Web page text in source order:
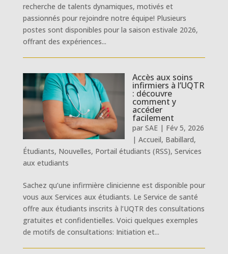
recherche de talents dynamiques, motivés et
passionnés pour rejoindre notre équipe! Plusieurs
postes sont disponibles pour la saison estivale 2026,
offrant des expériences...
Accès aux soins
infirmiers à l’UQTR
: découvre
comment y
accéder
facilement
par SAE| Fév 5, 2026
| Accueil, Babillard,
Étudiants, Nouvelles, Portail étudiants (RSS), Services
aux etudiants
Sachez qu’une infirmière clinicienne est disponible pour
vous aux Services aux étudiants. Le Service de santé
offre aux étudiants inscrits à l’UQTR des consultations
gratuites et confidentielles. Voici quelques exemples
de motifs de consultations: Initiation et...